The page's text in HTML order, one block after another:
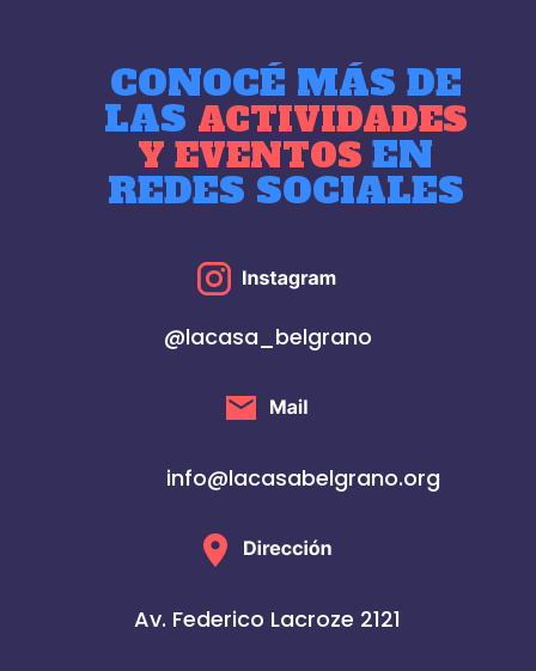
CONOCÉ MÁS DE
LAS ACTIVIDADES
Y EVENTOSEN
REDES SOCIALES
@lacasa_belgrano
info@lacasabelgrano.org
Av. Federico Lacroze 2121